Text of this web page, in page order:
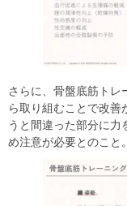
さらに、骨盤底筋ト
ら取り組むことで改
うと間違った部分に力
め注意が必要とのこと。